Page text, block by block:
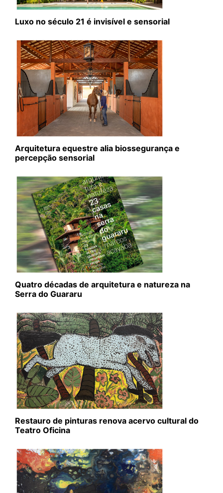
Luxo no século 21 é invisível e sensorial
Arquitetura equestre alia biossegurança e
percepção sensorial
Quatro décadas de arquitetura e natureza na
Serra do Guararu
Restauro de pinturas renova acervo cultural do
Teatro Oficina